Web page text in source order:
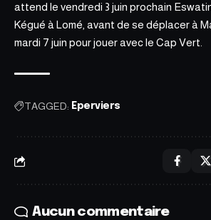
attend le vendredi 3 juin prochain
Kégué à Lomé, avant de se déplacer à
mardi 7 juin pour jouer avec le Cap Vert.
TAGGED: Eperviers
Aucun commentaire